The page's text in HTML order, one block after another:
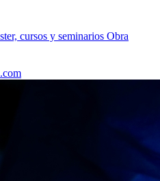
cursos y seminarios Obra